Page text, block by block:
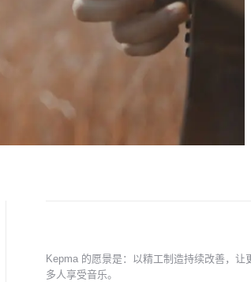
Kepma 的愿景是：以精工制造持续改善，让
多人享受音乐。